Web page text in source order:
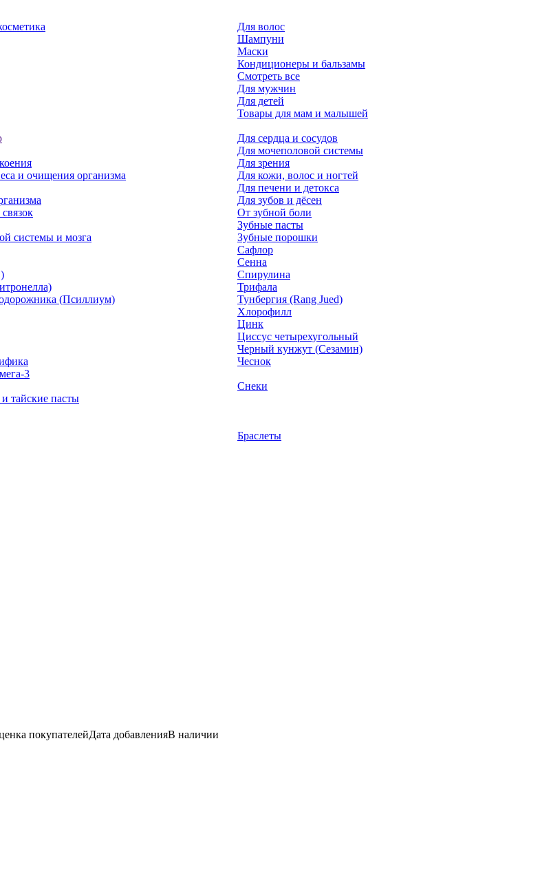
Для волос
Шампуни
Маски
Кондиционеры и бальзамы
Смотреть все
Для мужчин
Для детей
Товары для мам и малышей
и очищения организма
системы и мозга
Для сердца и сосудов
Для мочеполовой системы
Для зрения
Для кожи, волос и ногтей
Для печени и детокса
Для зубов и дёсен
От зубной боли
Зубные пасты
Зубные порошки
(Псиллиум)
3
Сафлор
Сенна
Спирулина
Трифала
Тунбергия (Rang Jued)
Хлорофилл
Цинк
Циссус четырехугольный
Черный кунжут (Сезамин)
Чеснок
тайские пасты
Снеки
Браслеты
покупателейДата добавленияВ наличии